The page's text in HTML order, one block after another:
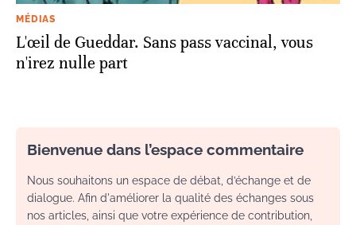
MÉDIAS
L'œil de Gueddar. Sans pass vaccinal, vous
n'irez nulle part
Bienvenue dans l’espace commentaire
Nous souhaitons un espace de débat, d’échange et de
dialogue. Afin d'améliorer la qualité des échanges sous
nos articles, ainsi que votre expérience de contribution,